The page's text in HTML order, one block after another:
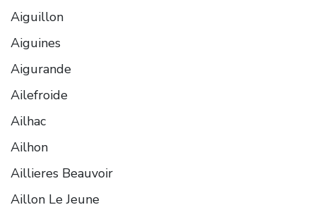
Aiguillon
Aiguines
Aigurande
Ailefroide
Ailhac
Ailhon
Aillieres Beauvoir
Aillon Le Jeune